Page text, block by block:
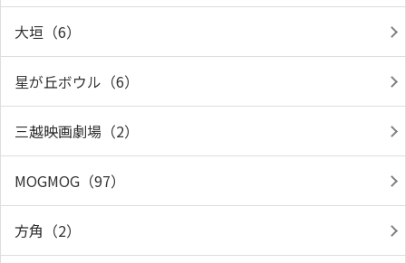
大垣（6）
星が丘ボウル（6）
三越映画劇場（2）
MOGMOG（97）
方角（2）